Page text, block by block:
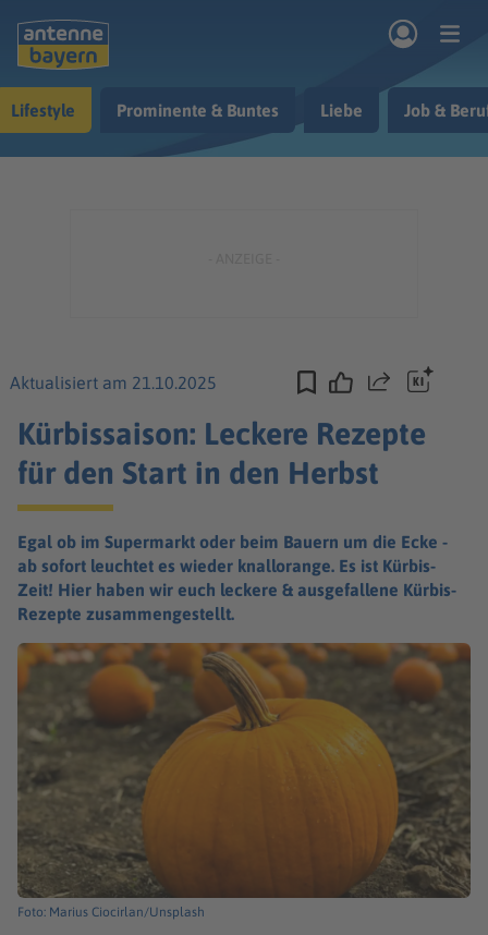
Musik & Radio Nachrichten Ratgeber
Lifestyle Prominente & Buntes Liebe Job &
Aktualisiert am 21.10.2025 Teilen
Kürbissaison: Leckere Rezepte
für den Start in den Herbst
Egal ob im Supermarkt oder beim Bauern um die Ecke -
ab sofort leuchtet es wieder knallorange. Es ist Kürbis-
Zeit! Hier haben wir euch leckere & ausgefallene Kürbis-
Rezepte zusammengestellt.
Foto: Marius Ciocirlan/Unsplash